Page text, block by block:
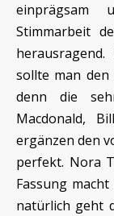
einprägsam
Stimmarbeit
sollte man den
denn die
Macdonald,
ergänzen den
perfekt. Nora
Fassung
natürlich geht